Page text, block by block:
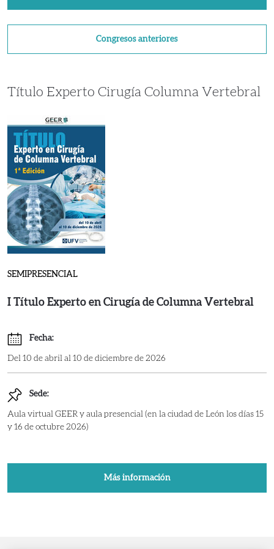
el
anual
GEER
Congresos anteriores
Título Experto Cirugía Columna Vertebral
I Título Experto en Cirugía de Columna Vertebral
SEMIPRESENCIAL
Fecha:
Del 10 de abril al 10 de diciembre de 2026
Sede:
Aula virtual GEER y aula presencial (en la ciudad de León los días 15
y 16 de octubre 2026)
Más información